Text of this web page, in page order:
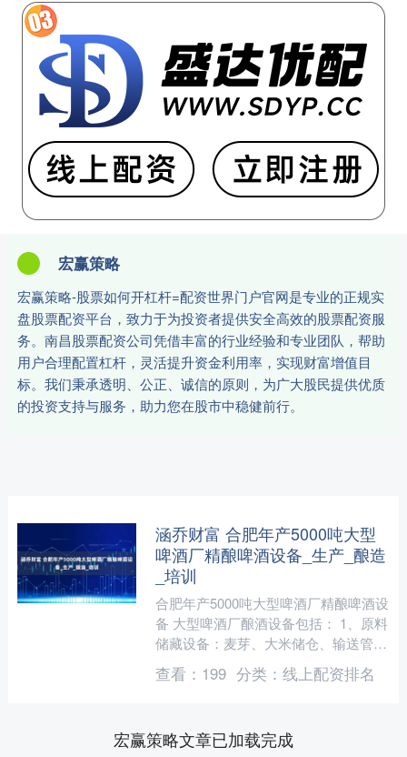
宏赢策略
宏赢策略-股票如何开杠杆=配资世界门户官网是专业的正规实
盘股票配资平台，致力于为投资者提供安全高效的股票配资服
务。南昌股票配资公司凭借丰富的行业经验和专业团队，帮助
用户合理配置杠杆，灵活提升资金利用率，实现财富增值目
标。我们秉承透明、公正、诚信的原则，为广大股民提供优质
的投资支持与服务，助力您在股市中稳健前行。
涵乔财富 合肥年产5000吨大型
啤酒厂精酿啤酒设备_生产_酿造
_培训
合肥年产5000吨大型啤酒厂精酿啤酒设
备 大型啤酒厂酿酒设备包括： 1、原料
储藏设备：麦芽、大米储仓、输送管
桥、空气除尘器、温湿度监察控制设
备、通风设备、称重计....
查看： 199 分类： 线上配资排名
宏赢策略文章已加载完成